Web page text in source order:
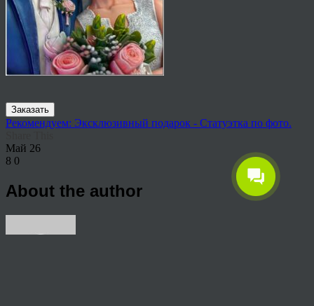
Заказать
Рекомендуем: Эксклюзивный подарок - Статуэтка по фото.
Май 26
8 0
About the author